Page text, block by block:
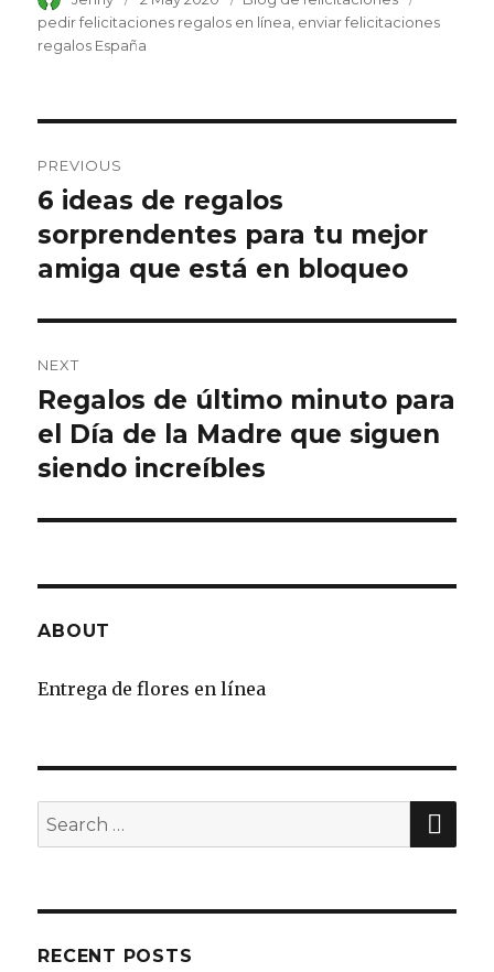
on
pedir felicitaciones regalos en línea enviar felicitaciones
regalos España
navigation
PREVIOUS
Previous
post:
6 ideas de regalos
sorprendentes para tu mejor
amiga que está en bloqueo
NEXT
Next
post:
Regalos de último minuto para
el Día de la Madre que siguen
siendo increíbles
ABOUT
Entrega de flores en línea
Search
for:
RECENT POSTS